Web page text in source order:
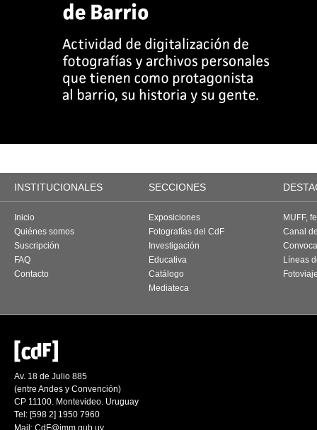
INSTITUCIONALES SECCIONES
Inicio
Quiénes somos
Suscripción
FAQ
Contacto
Exposiciones
Fotografías del CdF
Investigación
Educativa
Catálogo
Mediateca
MUFF,
Canal
Líneas
Av. 18 de Julio 885
(entre Andes y Convención)
CP 11100. Montevideo. Uruguay
Tel: [598 2] 1950 7960
Mail: CdF@imm.gub.uy